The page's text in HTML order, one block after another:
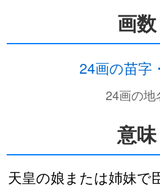
画数
24画の苗字
24画の地
意味
天皇の娘または姉妹で